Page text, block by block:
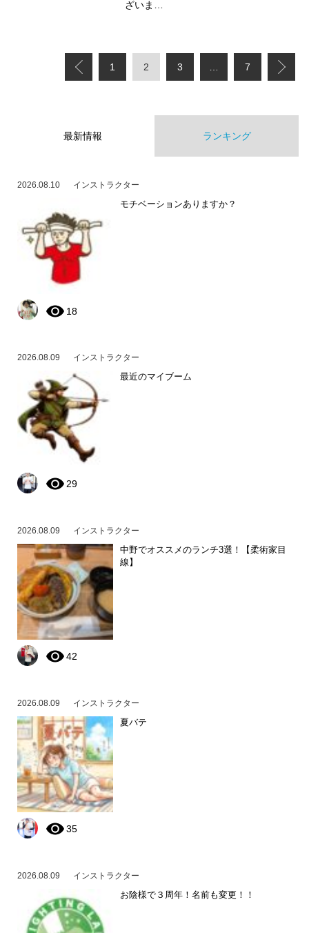
ざいま…
1 2 3 7
最新情報 ランキング
2026.08.10 インストラクター
モチベーションありますか？
18
2026.08.09 インストラクター
最近のマイブーム
29
2026.08.09 インストラクター
中野でオススメのランチ3選！【柔術家目
線】
42
2026.08.09 インストラクター
夏バテ
35
2026.08.09 インストラクター
お陰様で３周年！名前も変更！！